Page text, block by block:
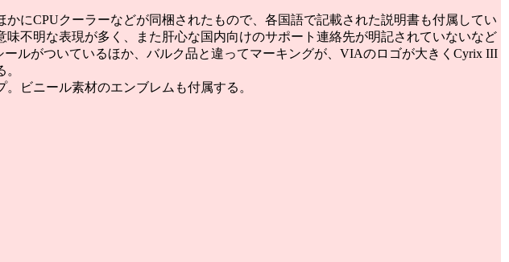
にCPUクーラーなどが同梱されたもので、各国語で記載された説明書も付属してい
不明な表現が多く、また肝心な国内向けのサポート連絡先が明記されていないなど
ルがついているほか、バルク品と違ってマーキングが、VIAのロゴが大きくCyrix III
ビニール素材のエンブレムも付属する。